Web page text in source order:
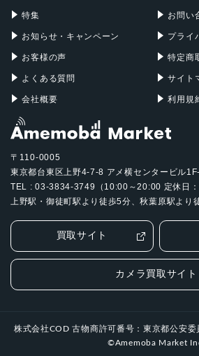
特集
お知らせ・キャンペーン
お客様の声
よくある質問
会社概要
お問い
プライ
特定商
サイト
利用規
〒110-0005
東京都台東区上野4-7-8 アメ横センタービル
TEL : 03-3834-3749（10:00～20:00 定休日：
上野駅・御徒町駅より徒歩5分、秋葉原駅より
買取サイト
カメラ買取サイト
株式会社COD 古物商許可番号：東京都公安
©Amemoba Market